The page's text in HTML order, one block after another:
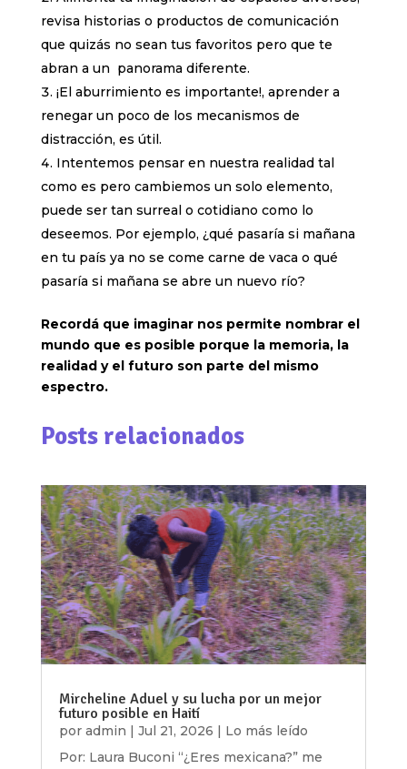
revisa historias o productos de comunicación
que quizás no sean tus favoritos pero que te
abran a un panorama diferente.
¡El aburrimiento es importante!, aprender a
renegar un poco de los mecanismos de
distracción, es útil.
Intentemos pensar en nuestra realidad tal
como es pero cambiemos un solo elemento,
puede ser tan surreal o cotidiano como lo
deseemos. Por ejemplo, ¿qué pasaría si mañana
en tu país ya no se come carne de vaca o qué
pasaría si mañana se abre un nuevo río?
Recordá que imaginar nos permite nombrar el
mundo que es posible porque la memoria, la
realidad y el futuro son parte del mismo
espectro.
Posts relacionados
Mircheline Aduel y su lucha por un mejor
futuro posible en Haití
por admin | Jul 21, 2026 | Lo más leído
Por: Laura Buconi “¿Eres mexicana?” me